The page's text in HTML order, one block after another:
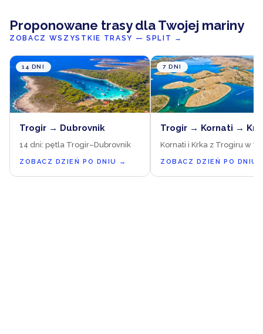
Proponowane trasy dla Twojej mariny
ZOBACZ WSZYSTKIE TRASY — SPLIT →
14 DNI
Trogir → Dubrovnik
14 dni: pętla Trogir–Dubrovnik
ZOBACZ DZIEŃ PO DNIU →
7 DNI
Trogir → Kornati →
Kornati i Krka z Trogiru w 7
ZOBACZ DZIEŃ PO DNIU